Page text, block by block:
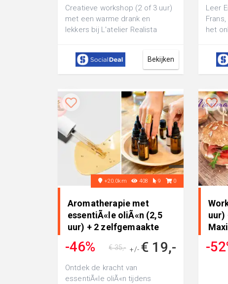
Creatieve workshop (2 of 3 uur)
met een warme drank en
lekkers bij L'atelier Realista
portre...
Bekijken
Leer
het
maa...
+20.0km 408 9 0
Aromatherapie met
essentiÃ«le oliÃ«n (2,5
uur) + 2 zelfgemaakte
produc..
-46% +/- € 19,-
€ 35,-
Ontdek de kracht van
essentiÃ«le oliÃ«n tijdens
uur)
-